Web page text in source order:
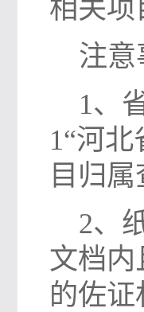
相关项
注意
1、
1“河
目归
2、
文档内
的佐